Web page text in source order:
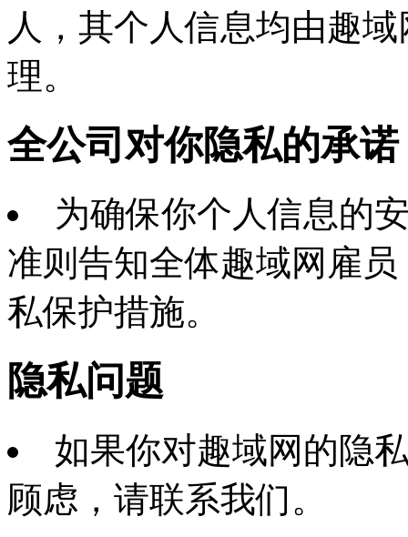
人，其个人信息均由趣
理。
全公司对你隐私的承诺
为确保你个人信息的
准则告知全体趣域网雇
私保护措施。
隐私问题
如果你对趣域网的隐
顾虑，请联系我们。